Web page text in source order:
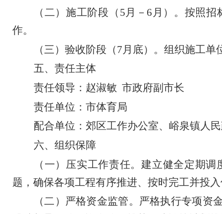
（二）施工阶段（ 5月 － 6 月）。 按照招
作。
（三）验收阶段（7月底）。 组织施工单
五、责任主体
责任领导：赵淑敏 市政府副市长
责任单位：市体育局
配合单位：郊区工作办公室、峪泉镇人
六、 组织保障
（一） 压实工作责任。建立健全定期调
题，确保各项工程有序推进、按时完工并投
（二）严格资金监管。 严格执行专项资